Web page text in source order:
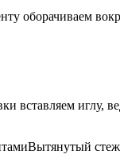
оборачиваем
иглу,
Вытянутый